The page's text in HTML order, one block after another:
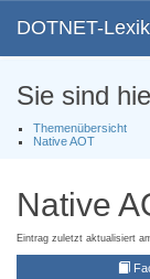
DOTNET-
Sie sind
Themenübersicht
Native AOT
Native
Eintrag zuletzt aktualisiert